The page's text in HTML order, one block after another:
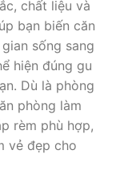
chất liệu và
bạn biến căn
sống sang
hiện đúng gu
Dù là phòng
phòng làm
rèm phù hợp,
vẻ đẹp cho